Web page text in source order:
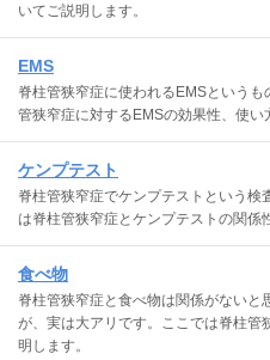
いてご説明します。
EMS
脊柱管狭窄症に使われるEMSという
管狭窄症に対するEMSの効果性、使い
ケンプテスト
脊柱管狭窄症でケンプテストという
は脊柱管狭窄症とケンプテストの関係
食べ物
脊柱管狭窄症と食べ物は関係がないと
が、実は大アリです。ここでは脊柱管
明します。